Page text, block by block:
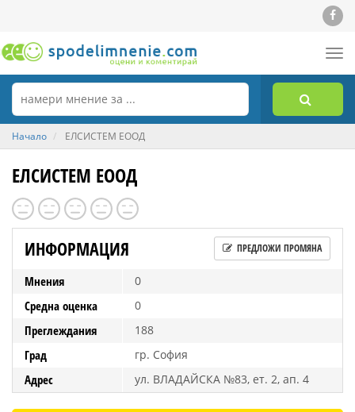
Начало ЕЛСИСТЕМ ЕООД
ЕЛСИСТЕМ ЕООД
ИНФОРМАЦИЯ ПРЕДЛОЖИ ПРОМЯНА
Мнения 0
Средна оценка 0
Преглеждания 188
Град гр. София
Адрес ул. ВЛАДАЙСКА №83, ет. 2, ап. 4